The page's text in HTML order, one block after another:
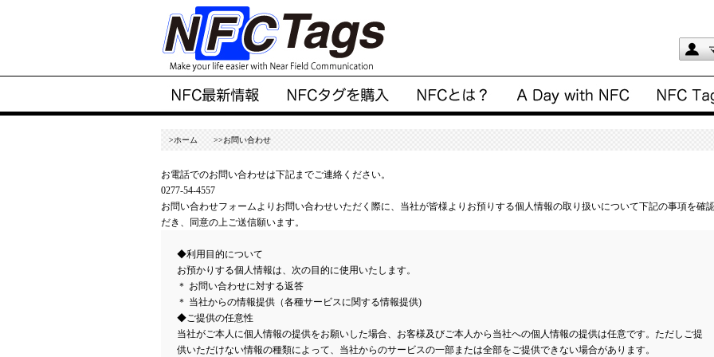
>ホーム >>お問い合わせ
お電話でのお問い合わせは下記までご連絡ください。
0277-54-4557
お問い合わせフォームよりお問い合わせいただく際に、当社が皆様よりお預りする個人情報の取り扱いについて下記の事項を確
だき、同意の上ご送信願います。
◆利用目的について
お預かりする個人情報は、次の目的に使用いたします。
＊ お問い合わせに対する返答
＊ 当社からの情報提供（各種サービスに関する情報提供)
◆ご提供の任意性
当社がご本人に個人情報の提供をお願いした場合、お客様及びご本人から当社への個人情報の提供は任意です。ただしご提
供いただけない情報の種類によって、当社からのサービスの一部または全部をご提供できない場合があります。